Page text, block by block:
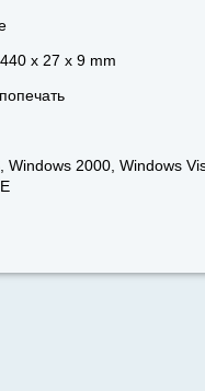
440 x 27 x 9 mm
Windows 2000, Windows